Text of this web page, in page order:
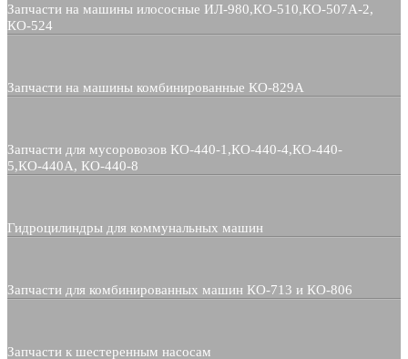
Запчасти на машины илососные ИЛ-980,КО-510,КО-507А-2,
КО-524
Запчасти на машины комбинированные КО-829А
Запчасти для мусоровозов КО-440-1,КО-440-4,КО-440-
5,КО-440А, КО-440-8
Гидроцилиндры для коммунальных машин
Запчасти для комбинированных машин КО-713 и КО-806
Запчасти к шестеренным насосам